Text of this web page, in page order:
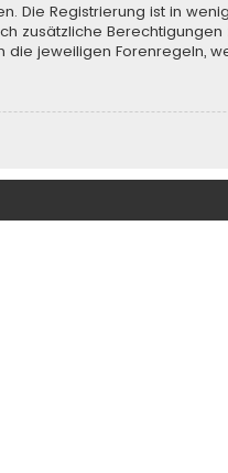
Die Registrierung ist in
zusätzliche
jeweiligen Forenregeln,